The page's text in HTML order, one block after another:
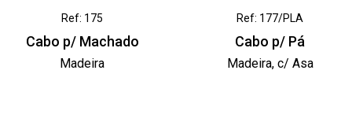
Ref: 175
Cabo p/ Machado
Madeira
Ref: 177/PLA
Cabo p/ Pá
Madeira, c/ Asa